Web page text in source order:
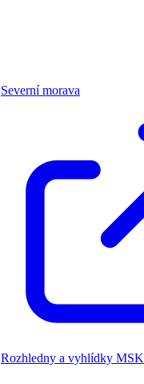
Severní morava
Rozhledny a vyhlídky MSK